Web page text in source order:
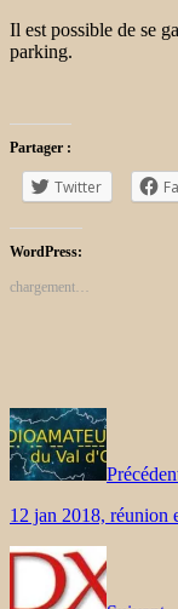
Il est possible de se
parking.
Partager :
Twitter
WordPress:
chargement…
12 jan 2018,